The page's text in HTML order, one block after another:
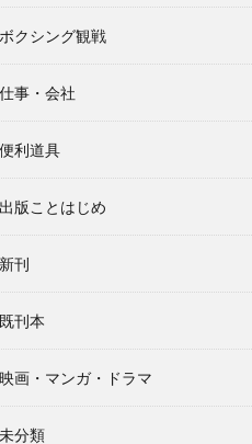
ボクシング観戦
仕事・会社
便利道具
出版ことはじめ
新刊
既刊本
映画・マンガ・ドラマ
未分類